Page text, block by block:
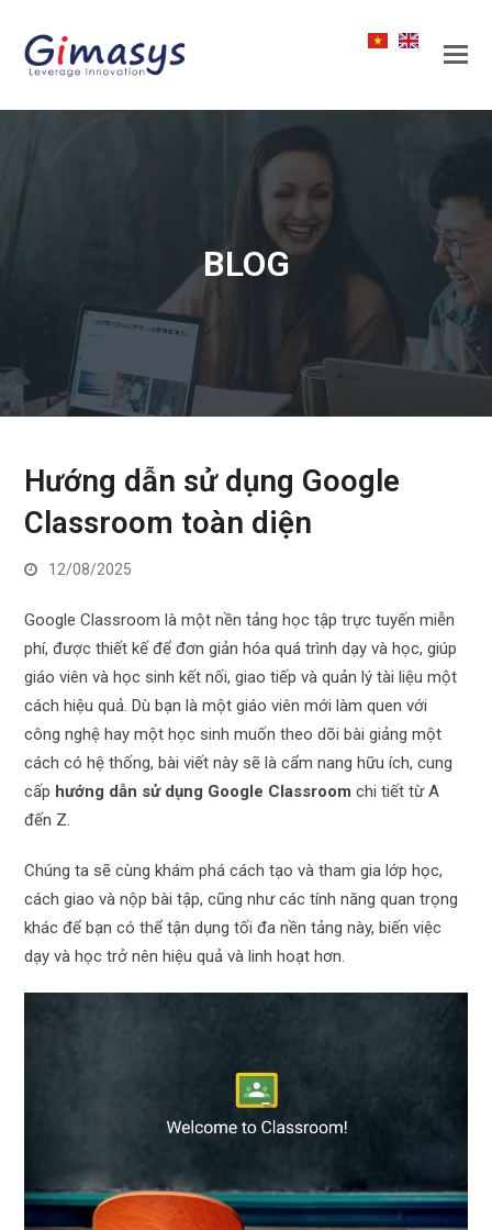
BLOG
Hướng dẫn sử dụng Google
Classroom toàn diện
12/08/2025
Google Classroom là một nền tảng học tập trực tuyến miễn
phí, được thiết kế để đơn giản hóa quá trình dạy và học, giúp
giáo viên và học sinh kết nối, giao tiếp và quản lý tài liệu một
cách hiệu quả. Dù bạn là một giáo viên mới làm quen với
công nghệ hay một học sinh muốn theo dõi bài giảng một
cách có hệ thống, bài viết này sẽ là cẩm nang hữu ích, cung
cấp hướng dẫn sử dụng Google Classroom chi tiết từ A
đến Z.
Chúng ta sẽ cùng khám phá cách tạo và tham gia lớp học,
cách giao và nộp bài tập, cũng như các tính năng quan trọng
khác để bạn có thể tận dụng tối đa nền tảng này, biến việc
dạy và học trở nên hiệu quả và linh hoạt hơn.